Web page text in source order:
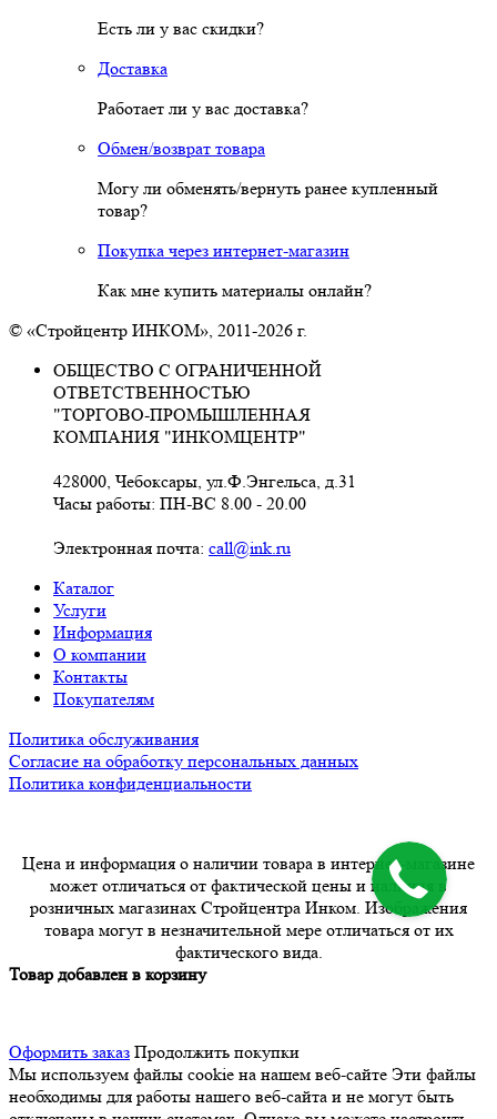
Есть ли у вас скидки?
Доставка
Работает ли у вас доставка?
Обмен/возврат товара
Могу ли обменять/вернуть ранее купленный
товар?
Покупка через интернет-магазин
Как мне купить материалы онлайн?
© «Стройцентр ИНКОМ», 2011-2026 г.
ОБЩЕСТВО С ОГРАНИЧЕННОЙ
ОТВЕТСТВЕННОСТЬЮ
"ТОРГОВО-ПРОМЫШЛЕННАЯ
КОМПАНИЯ "ИНКОМЦЕНТР"
428000, Чебоксары, ул.Ф.Энгельса, д.31
Часы работы: ПН-ВС 8.00 - 20.00
Электронная почта: call@ink.ru
Каталог
Услуги
Информация
О компании
Контакты
Покупателям
Политика обслуживания
Согласие на обработку персональных данных
Политика конфиденциальности
Цена и информация о наличии товара в интернет-магазине
может отличаться от фактической цены и наличия в
розничных магазинах Стройцентра Инком. Изображения
товара могут в незначительной мере отличаться от их
фактического вида.
Товар добавлен в корзину
Оформить заказ Продолжить покупки
Мы используем файлы cookie на нашем веб-сайте Эти файлы
необходимы для работы нашего веб-сайта и не могут быть